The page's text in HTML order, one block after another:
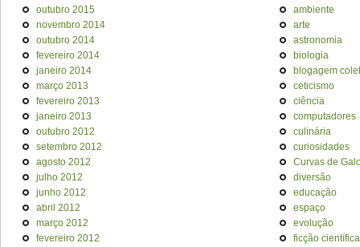
outubro 2015
novembro 2014
outubro 2014
fevereiro 2014
janeiro 2014
março 2013
fevereiro 2013
janeiro 2013
outubro 2012
setembro 2012
agosto 2012
julho 2012
junho 2012
abril 2012
março 2012
fevereiro 2012
ambiente
arte
astronomia
biologia
blogagem
ceticismo
ciência
computadores
culinária
curiosidades
Curvas de
diversão
educação
espaço
evolução
ficção científica